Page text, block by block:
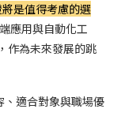
是值得考慮的選
應用與自動化工
作為未來發展的跳
、適合對象與職場優